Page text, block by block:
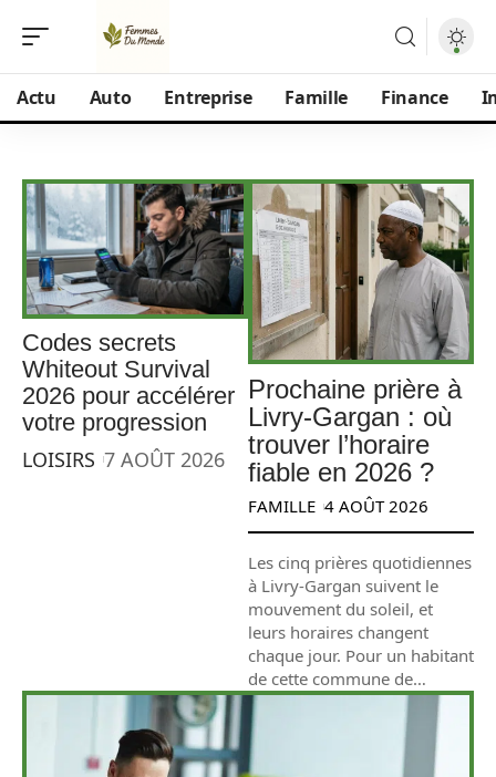
Actu Auto Entreprise Famille Finance
Codes secrets
Whiteout Survival
2026 pour accélérer
votre progression
LOISIRS 7 AOÛT 2026
Prochaine prière à
Livry-Gargan : où
trouver l’horaire
fiable en 2026 ?
FAMILLE 4 AOÛT 2026
Les cinq prières quotidiennes
à Livry-Gargan suivent le
mouvement du soleil, et
leurs horaires changent
chaque jour. Pour un habitant
de cette commune de…